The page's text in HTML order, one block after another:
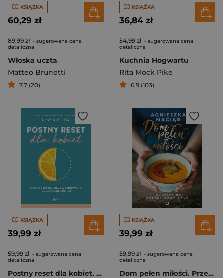
KSIĄŻKA
60,29 zł
89,99 zł - sugerowana cena
detaliczna
Włoska uczta
Matteo Brunetti
7,7 (20)
KSIĄŻKA
36,84 zł
54,99 zł - sugerowana cena
detaliczna
Kuchnia Hogwartu
Rita Mock Pike
6,9 (103)
KSIĄŻKA
39,99 zł
59,99 zł - sugerowana cena
detaliczna
Postny reset dla kobiet. Spalaj tłuszcz, reguluj hormony, dodaj sobie energii
KSIĄŻKA
39,99 zł
59,99 zł - sugerowana cena
detaliczna
Dom pełen miłości. Przepisy na cztery pory roku